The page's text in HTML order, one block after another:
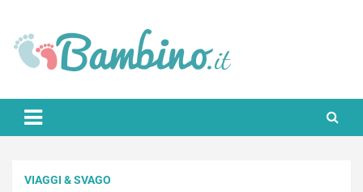
content
Bambino.it
VIAGGI & SVAGO